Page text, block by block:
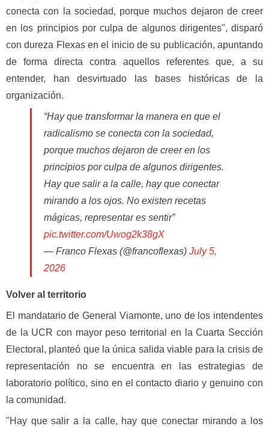
conecta con la sociedad, porque muchos dejaron de creer
en los principios por culpa de algunos dirigentes", disparó
con dureza Flexas en el inicio de su publicación, apuntando
de forma directa contra aquellos referentes que, a su
entender, han desvirtuado las bases históricas de la
organización.
“Hay que transformar la manera en que el
radicalismo se conecta con la sociedad,
porque muchos dejaron de creer en los
principios por culpa de algunos dirigentes.
Hay que salir a la calle, hay que conectar
mirando a los ojos. No existen recetas
mágicas, representar es sentir”
pic.twitter.com/Uwog2k38gX
— Franco Flexas (@francoflexas) July 5,
2026
Volver al territorio
El mandatario de General Viamonte, uno de los intendentes
de la UCR con mayor peso territorial en la Cuarta Sección
Electoral, planteó que la única salida viable para la crisis de
representación no se encuentra en las estrategias de
laboratorio político, sino en el contacto diario y genuino con
la comunidad.
"Hay que salir a la calle, hay que conectar mirando a los